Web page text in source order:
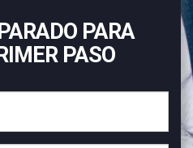
PARA
PASO